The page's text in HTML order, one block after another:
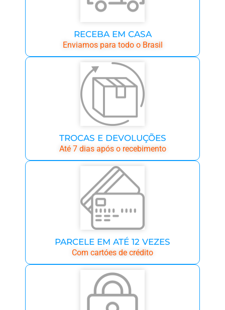
RECEBA EM CASA
Enviamos para todo o Brasil
TROCAS E DEVOLUÇÕES
Até 7 dias após o recebimento
PARCELE EM ATÉ 12 VEZES
Com cartóes de crédito